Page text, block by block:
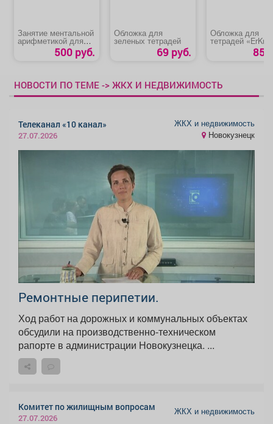
Занятие ментальной
арифметикой для
детей с 5 до 14 лет
500 руб.
Обложка для
зеленых тетрадей
69 руб.
Обложка для
тетрадей «ErKr»
85
НОВОСТИ ПО ТЕМЕ -> ЖКХ И НЕДВИЖИМОСТЬ
Телеканал «10 канал»
27.07.2026
ЖКХ и недвижимость
Новокузнецк
Ремонтные перипетии.
Ход работ на дорожных и коммунальных объектах
обсудили на производственно-техническом
рапорте в администрации Новокузнецка. ...
Комитет по жилищным вопросам
27.07.2026
ЖКХ и недвижимость